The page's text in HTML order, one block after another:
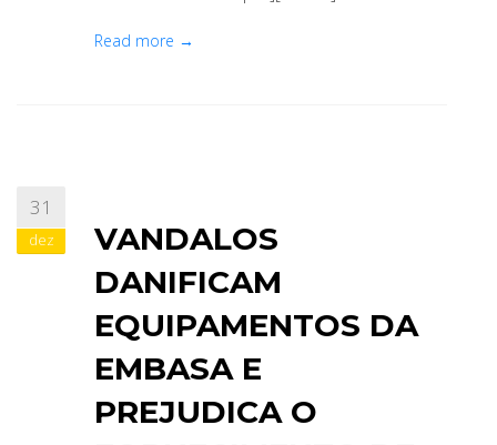
Read more →
31
dez
VANDALOS
DANIFICAM
EQUIPAMENTOS DA
EMBASA E
PREJUDICA O